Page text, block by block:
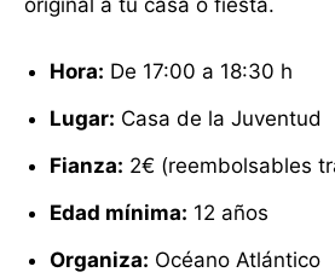
Hora: De 17:00 a 18:30 h
Lugar: Casa de la Juventud
Fianza: 2€ (reembolsables
Edad mínima: 12 años
Organiza: Océano Atlántico